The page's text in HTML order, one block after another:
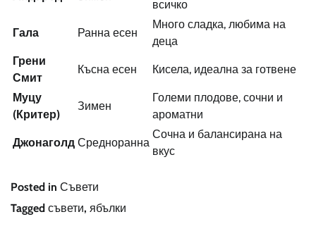
всичко
Гала Ранна есен
Много сладка, любима на
деца
Грени
Смит
Късна есен Кисела, идеална за готвене
Муцу
(Критер)
Зимен
Големи плодове, сочни и
ароматни
Джонаголд Средноранна
Сочна и балансирана на
вкус
Posted in Съвети
Tagged съвети, ябълки